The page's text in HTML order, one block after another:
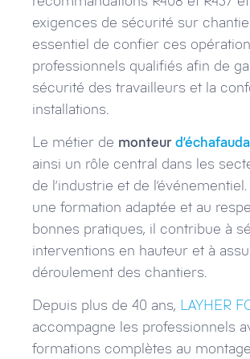
exigences de sécurité sur
essentiel de confier ces
professionnels qualifiés afin de
sécurité des travailleurs et la
installations.
Le métier de monteur
ainsi un rôle central dans les
de l’industrie et de
une formation adaptée et au
bonnes pratiques, il contribue à
interventions en hauteur et à
déroulement des chantiers.
Depuis plus de 40 ans, LAYHER
accompagne les professionnels
formations complètes au